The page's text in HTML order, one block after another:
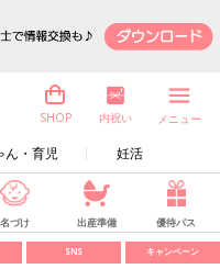
ん・育児 妊活
SHOP 内祝い メニュー
名づけ 出産準備 優待パス
SNS キャンペーン